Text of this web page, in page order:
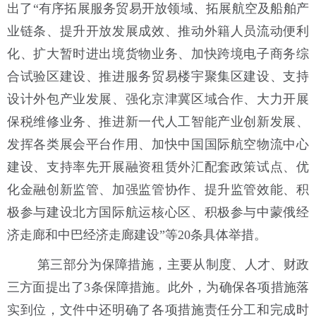
出了 “有序拓展服务贸易开放领域、拓展航空及船舶产
业链条、提升开放发展成效、推动外籍人员流动便利
化、扩大暂时进出境货物业务、加快跨境电子商务综
合试验区建设、推进服务贸易楼宇聚集区建设、支持
设计外包产业发展、强化京津冀区域合作、大力开展
保税维修业务、推进新一代人工智能产业创新发展、
发挥各类展会平台作用、加快中国国际航空物流中心
建设、支持率先开展融资租赁外汇配套政策试点、优
化金融创新监管、加强监管协作、提升监管效能、积
极参与建设北方国际航运核心区、积极参与中蒙俄经
济走廊和中巴经济走廊建设”等20条具体举措。
第三部分为保障措施，主要从制度、人才、财政
三方面提出了3条保障措施。此外，为确保各项措施落
实到位，文件中还明确了各项措施责任分工和完成时